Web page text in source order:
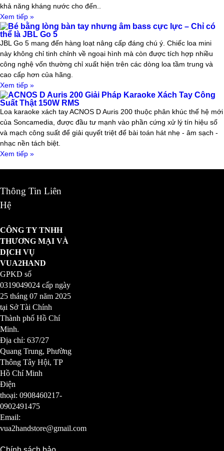
khả năng kháng nước cho đến..
Xem tiếp »
Bé bằng lòng bàn tay nhưng âm bass cực lực – Chỉ có
thể là JBL Go 5
JBL Go 5 mang đến hàng loạt nâng cấp đáng chú ý. Chiếc loa mini
này không chỉ tinh chỉnh về ngoại hình mà còn được tích hợp nhiều
công nghệ vốn thường chỉ xuất hiện trên các dòng loa tầm trung và
cao cấp hơn của hãng.
Xem tiếp »
ACNOS D Auris 200 Giải Pháp Karaoke Xách Tay Công
Suất Thật 150W RMS
Loa karaoke xách tay ACNOS D Auris 200 thuộc phân khúc thế hệ mới
của Soncamedia, được đầu tư mạnh vào phần cứng xử lý tín hiệu số
và mạch công suất để giải quyết triệt để bài toán hát nhẹ - âm sạch -
nhạc nền tách biệt.
Xem tiếp »
Thông Tin Liên
Hệ
CÔNG TY TNHH
THƯƠNG MẠI VÀ
DỊCH VỤ
VUA2HAND
GPKD số
0319049024 cấp ngày
25 tháng 07 năm 2025
tại Sở Tài Chính
Thành phố Hồ Chí
Minh.
Địa chỉ: 637/27
Quang Trung, Phường
Thông Tây Hội, TP
Hồ Chí Minh
Điện
thoại: 0908460217-
0902491475
Email:
vua2handstore@gmail.com